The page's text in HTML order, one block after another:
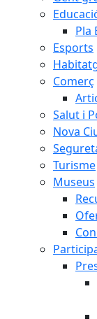
Pla
Esports
Comerç
Salut i
Nova
Turisme
Museus